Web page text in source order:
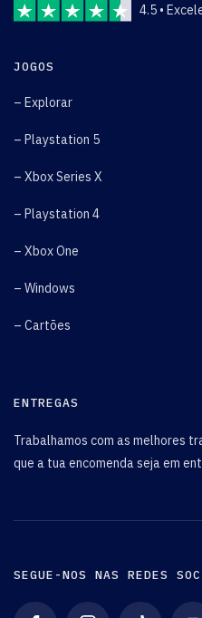
4.5 •
JOGOS
– Explorar
– Playstation 5
– Xbox Series X
– Playstation 4
– Xbox One
– Windows
– Cartões
ENTREGAS
Trabalhamos com as melhores
que a tua encomenda seja em
SEGUE-NOS NAS REDES